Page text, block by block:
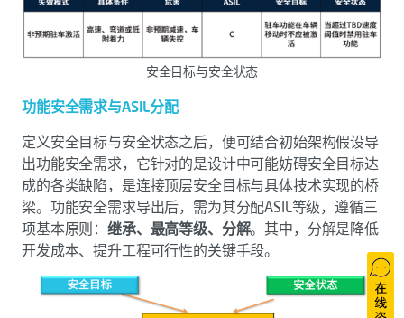
安全目标与安全状态
功能安全需求与ASIL分配
定义安全目标与安全状态之后，便可结合初始架构假设导
出功能安全需求，它针对的是设计中可能妨碍安全目标达
成的各类缺陷，是连接顶层安全目标与具体技术实现的桥
梁。功能安全需求导出后，需为其分配ASIL等级，遵循三
项基本原则：继承、最高等级、分解。其中，分解是降低
开发成本、提升工程可行性的关键手段。